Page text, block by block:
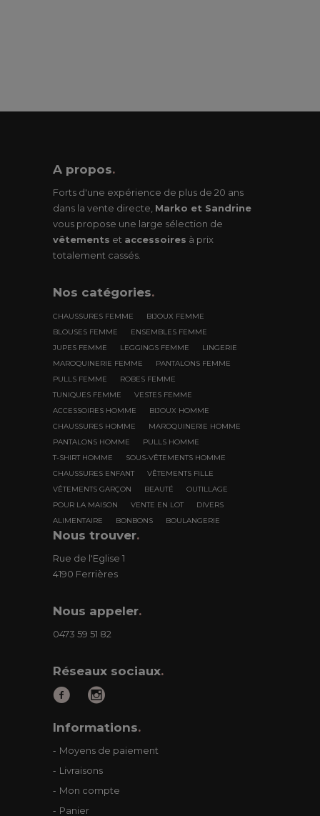
A propos.
Forts d'une expérience de plus de 20 ans
dans la vente directe, Marko et Sandrine
vous propose une large sélection de
vêtements et accessoires à prix
totalement cassés.
Nos catégories.
CHAUSSURES FEMME
BIJOUX FEMME
BLOUSES FEMME
ENSEMBLES FEMME
JUPES FEMME
LEGGINGS FEMME
LINGERIE
MAROQUINERIE FEMME
PANTALONS FEMME
PULLS FEMME
ROBES FEMME
TUNIQUES FEMME
VESTES FEMME
ACCESSOIRES HOMME
BIJOUX HOMME
CHAUSSURES HOMME
MAROQUINERIE HOMME
PANTALONS HOMME
PULLS HOMME
T-SHIRT HOMME
SOUS-VÊTEMENTS HOMME
CHAUSSURES ENFANT
VÊTEMENTS FILLE
VÊTEMENTS GARÇON
BEAUTÉ
OUTILLAGE
POUR LA MAISON
VENTE EN LOT
DIVERS
ALIMENTAIRE
BONBONS BOULANGERIE
Nous trouver.
Rue de l'Eglise 1
4190 Ferrières
Nous appeler.
0473 59 51 82
Réseaux sociaux.
Informations.
Moyens de paiement
Livraisons
Mon compte
Panier